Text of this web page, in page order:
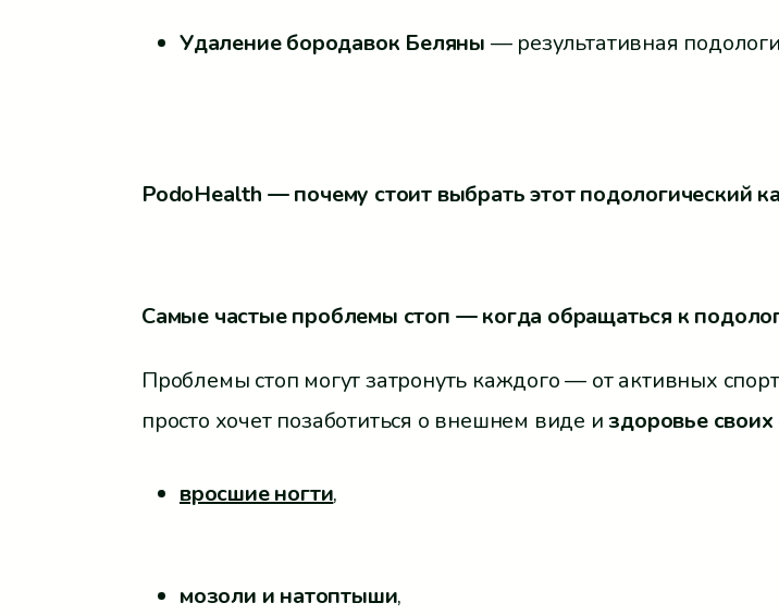
Удаление бородавок Беляны — результативная
PodoHealth — почему стоит выбрать этот подологический
Самые частые проблемы стоп — когда обращаться к
Проблемы стоп могут затронуть каждого — от активных
просто хочет позаботиться о внешнем виде издоровье своих
вросшие ногти,
мозоли и натоптыши,